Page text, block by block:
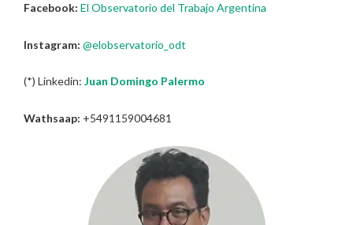
Facebook: El Observatorio del Trabajo Argentina
Instagram: @elobservatorio_odt
(*) Linkedin: Juan Domingo Palermo
Wathsaap: +5491159004681